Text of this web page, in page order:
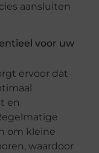
aansluiten
voor uw
ervoor dat
en
om kleine
waardoor